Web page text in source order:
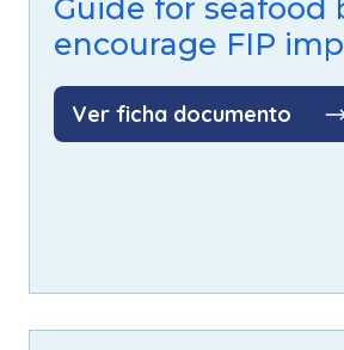
Guide for seafood
encourage FIP
Ver ficha documento